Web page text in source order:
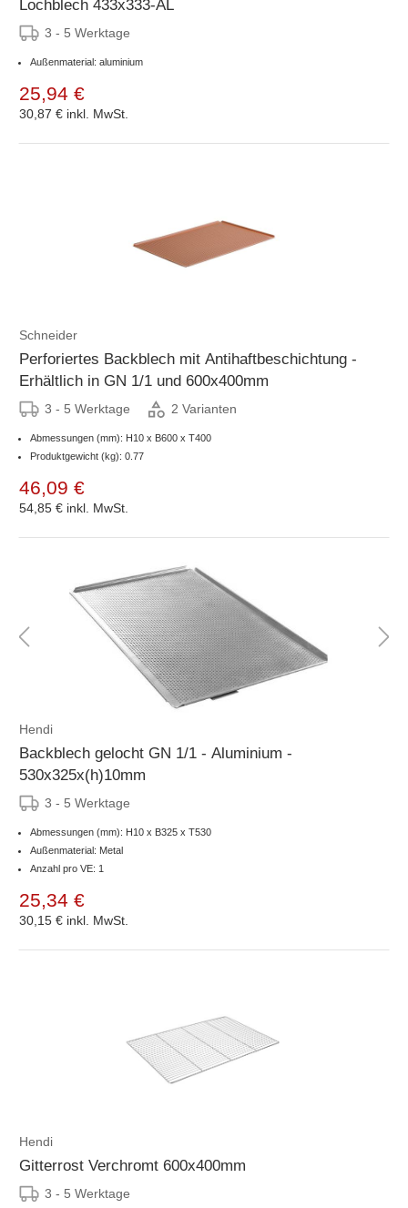
Lochblech 433x333-AL
3 - 5 Werktage
Außenmaterial: aluminium
25,94 €
30,87 € inkl. MwSt.
Schneider
Perforiertes Backblech mit Antihaftbeschichtung -
Erhältlich in GN 1/1 und 600x400mm
3 - 5 Werktage 2 Varianten
Abmessungen (mm): H10 x B600 x T400
Produktgewicht (kg): 0.77
46,09 €
54,85 € inkl. MwSt.
Hendi
Backblech gelocht GN 1/1 - Aluminium -
530x325x(h)10mm
3 - 5 Werktage
Abmessungen (mm): H10 x B325 x T530
Außenmaterial: Metal
Anzahl pro VE: 1
25,34 €
30,15 € inkl. MwSt.
Hendi
Gitterrost Verchromt 600x400mm
3 - 5 Werktage